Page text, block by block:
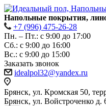
Напольные покрытия,
+7 (996) 475-26-28
Пн. – Пт.: с 9:00 до 17:00
Сб.: с 9:00 до 16:00
Bc.: с 9:00 до 15:00
Заказать звонок
idealpol32@yandex.ru
Брянск, ул. Кромская 50,
Брянск, ул. Войстроченко д.